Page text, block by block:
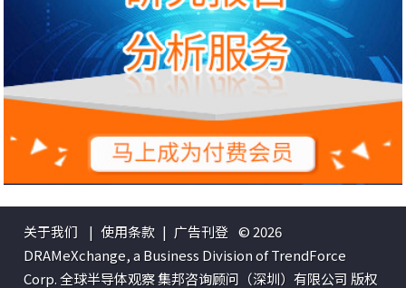
关于我们 | 使用条款 | 广告刊登 © 2026
DRAMeXchange, a Business Division of TrendForce
Corp. 全球半导体观察 集邦咨询顾问（深圳）有限公司 版权